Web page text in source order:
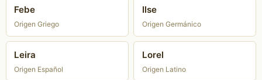
Febe
Origen Griego
Ilse
Origen Germánico
Leira
Origen Español
Lorel
Origen Latino